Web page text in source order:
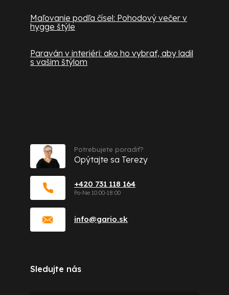
Maľovanie podľa čísel: Pohodový večer v
hygge štýle
Paraván v interiéri: ako ho vybrať, aby ladil
s vašim štýlom
info@gario.sk
+420 731 118 164
Potrebujete poradiť?
Opýtajte sa Terezy
Sledujte nás